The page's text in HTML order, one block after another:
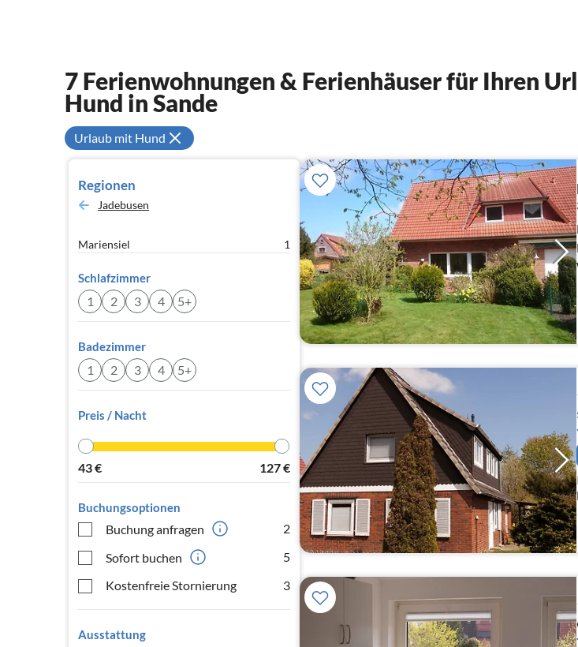
7 Ferienwohnungen & Ferienhäuser für Ihren
Hund in Sande
Urlaub mit Hund
Regionen
Jadebusen
Mariensiel 1
Schlafzimmer
1 2 3 4 5+
Badezimmer
1 2 3 4 5+
Preis / Nacht
43€ 127€
Buchungsoptionen
Buchung anfragen
2
Sofort buchen
5
Kostenfreie Stornierung
3
Ausstattung